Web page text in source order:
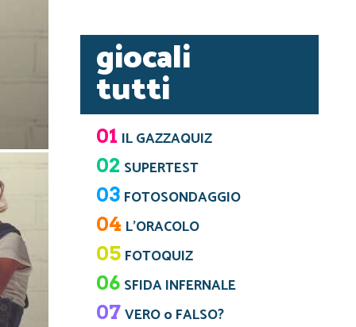
giocali
tutti
01 IL GAZZAQUIZ
02 SUPERTEST
03 FOTOSONDAGGIO
04 L’ORACOLO
05 FOTOQUIZ
06 SFIDA INFERNALE
07VERO o FALSO?